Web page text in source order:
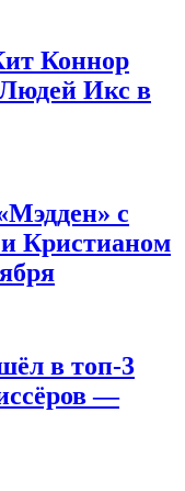
Коннор
Икс в
с
Кристианом
в топ-3
—